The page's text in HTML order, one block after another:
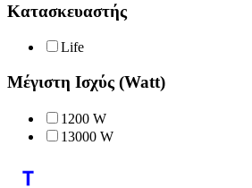
Κατασκευαστής
Life
Μέγιστη Ισχύς (Watt)
1200 W
13000 W